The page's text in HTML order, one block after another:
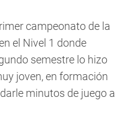
campeonato de la
el Nivel 1 donde
semestre lo hizo
joven, en formación
minutos de juego a